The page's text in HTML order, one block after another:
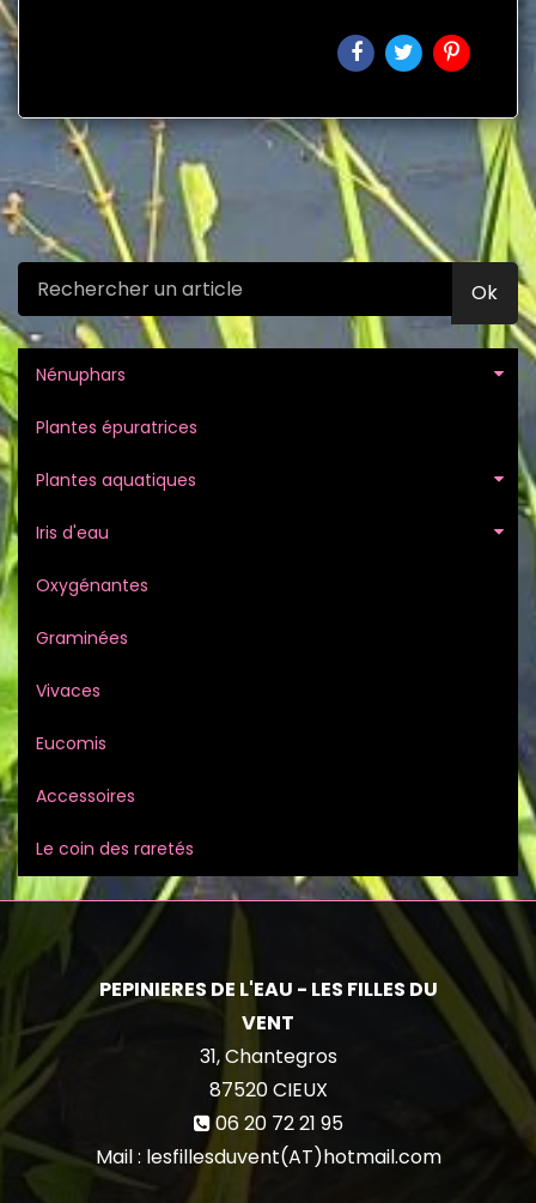
Ok
Nénuphars
Plantes épuratrices
Plantes aquatiques
Iris d'eau
Oxygénantes
Graminées
Vivaces
Eucomis
Accessoires
Le coin des raretés
PEPINIERES DE L'EAU - LES FILLES DU
VENT
31, Chantegros
87520CIEUX
06 20 72 21 95
Mail : lesfillesduvent(AT)hotmail.com